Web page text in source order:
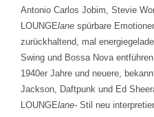
Antonio Carlos Jobim, Stevie
LOUNGElane spürbare
zurückhaltend, mal
Swing und Bossa Nova
1940er Jahre und neuere,
Jackson, Daftpunk und Ed
LOUNGElane- Stil neu